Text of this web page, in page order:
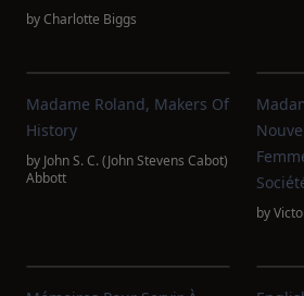
byCharlotte Biggs
Madame Roland, Makers Of
History
by John S. C. (John Stevens Cabot)
Abbott
by